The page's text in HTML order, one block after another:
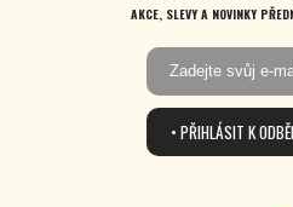
AKCE, SLEVY A NOVINKY
• PŘIHLÁSIT K